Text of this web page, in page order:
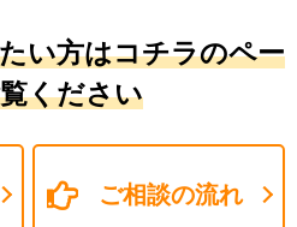
い方はコチラのペー
ください
ご相談の流れ